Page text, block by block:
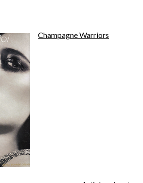
Champagne Warriors